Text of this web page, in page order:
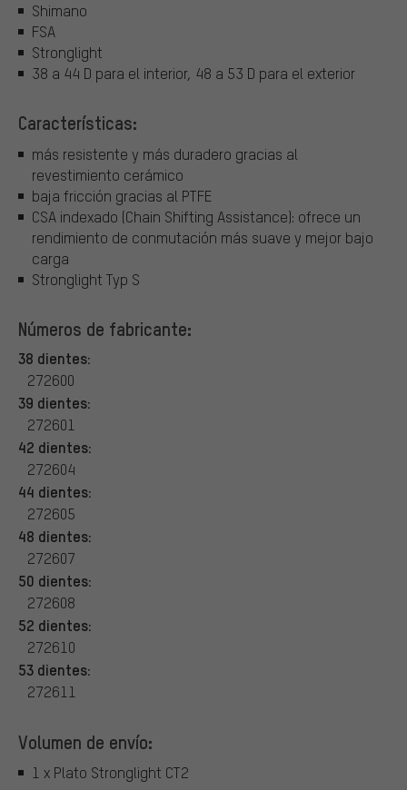
Shimano
FSA
Stronglight
38 a 44 D para el interior, 48 a 53 D para el exterior
Características:
más resistente y más duradero gracias al
revestimiento cerámico
baja fricción gracias al PTFE
CSA indexado (Chain Shifting Assistance): ofrece un
rendimiento de conmutación más suave y mejor bajo
carga
Stronglight Typ S
Números de fabricante:
38 dientes:
272600
39 dientes:
272601
42 dientes:
272604
44 dientes:
272605
48 dientes:
272607
50 dientes:
272608
52 dientes:
272610
53 dientes:
272611
Volumen de envío:
1 x Plato Stronglight CT2